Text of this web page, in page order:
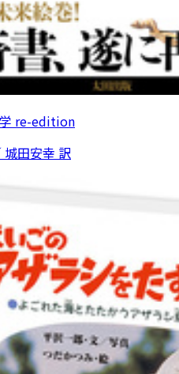
re-edition
城田安幸 訳